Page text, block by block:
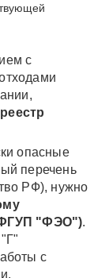
с
опасные
перечень
РФ), нужно
"ФЭО").
с